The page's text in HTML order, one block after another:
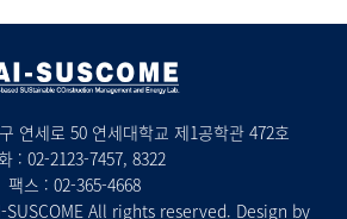
연세로 50 연세대학교 제1공학관 472호
: 02-2123-7457, 8322
팩스 : 02-365-4668
All rights reserved. Design by